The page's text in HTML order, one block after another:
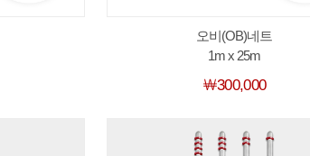
오비(OB)네트
1m x 25m
￦300,000